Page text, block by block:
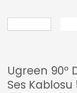
Ugreen 90º
Ses Kablosu